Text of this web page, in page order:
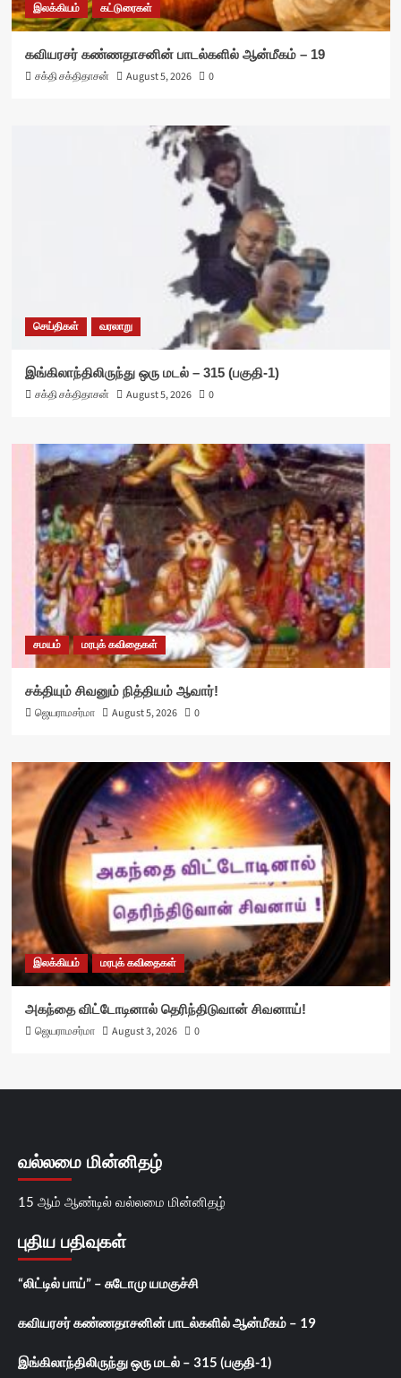
இலக்கியம் கட்டுரைகள்
கவியரசர் கண்ணதாசனின் பாடல்களில் ஆன்மீகம் – 19
சக்தி சக்திதாசன்
August 5, 2026 0
செய்திகள் வரலாறு
இங்கிலாந்திலிருந்து ஒரு மடல் – 315 (பகுதி-1)
சக்தி சக்திதாசன்
August 5, 2026 0
சமயம் மரபுக் கவிதைகள்
சக்தியும் சிவனும் நித்தியம் ஆவார்!
ஜெயராமசர்மா
August 5, 2026 0
இலக்கியம் மரபுக் கவிதைகள்
அகந்தை விட்டோடினால் தெரிந்திடுவான் சிவனாய்!
ஜெயராமசர்மா
August 3, 2026 0
வல்லமை மின்னிதழ்
15 ஆம் ஆண்டில் வல்லமை மின்னிதழ்
புதிய பதிவுகள்
“லிட்டில் பாய்” – சுடோமு யமகுச்சி
கவியரசர் கண்ணதாசனின் பாடல்களில் ஆன்மீகம் – 19
இங்கிலாந்திலிருந்து ஒரு மடல் – 315 (பகுதி-1)